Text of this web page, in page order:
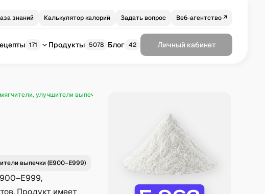
знаний Калькулятор калорий Задать вопрос Веб-агентство ↗
171 Продукты 5078 Блог 42 Личный кабинет
улучшители выпечки (E900–E999)
выпечки (E900–E999)
Продукт имеет